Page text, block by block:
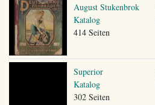
August Stukenbrok
Katalog
414 Seiten
Superior
Katalog
302 Seiten